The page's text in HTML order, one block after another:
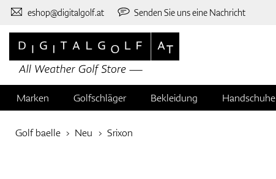
eshop@digitalgolf.at Senden Sie uns eine Nachricht
Marken Golfschläger Bekleidung Handschuhe
Golf baelle Neu Srixon